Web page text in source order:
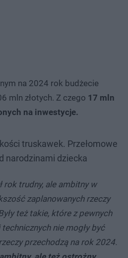
na 2024 rok budżecie
mln złotych. Z czego 17 mln
na inwestycje.
truskawek. Przełomowe
narodzinami dziecka
rok trudny, ale ambitny w
zaplanowanych rzeczy
też takie, które z pewnych
nie mogły być
przechodzą na rok 2024.